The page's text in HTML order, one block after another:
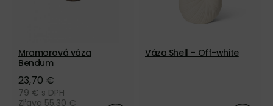
Mramorová váza
Bendum
23,70 €
79 €s DPH
Zľava 55,30 €
Váza Shell – Off-white